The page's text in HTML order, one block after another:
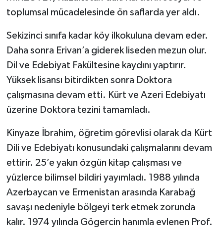
toplumsal mücadelesinde ön saflarda yer aldı.
Sekizinci sınıfa kadar köy ilkokuluna devam eder.
Daha sonra Erivan’a giderek liseden mezun olur.
Dil ve Edebiyat Fakültesine kaydını yaptırır.
Yüksek lisansı bitirdikten sonra Doktora
çalışmasına devam etti. Kürt ve Azeri Edebiyatı
üzerine Doktora tezini tamamladı.
Kinyaze İbrahim, öğretim görevlisi olarak da Kürt
Dili ve Edebiyatı konusundaki çalışmalarını devam
ettirir. 25’e yakın özgün kitap çalışması ve
yüzlerce bilimsel bildiri yayımladı. 1988 yılında
Azerbaycan ve Ermenistan arasında Karabağ
savaşı nedeniyle bölgeyi terk etmek zorunda
kalır. 1974 yılında Gögercin hanımla evlenen Prof.